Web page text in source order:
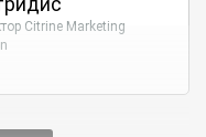
Citrine Marketing